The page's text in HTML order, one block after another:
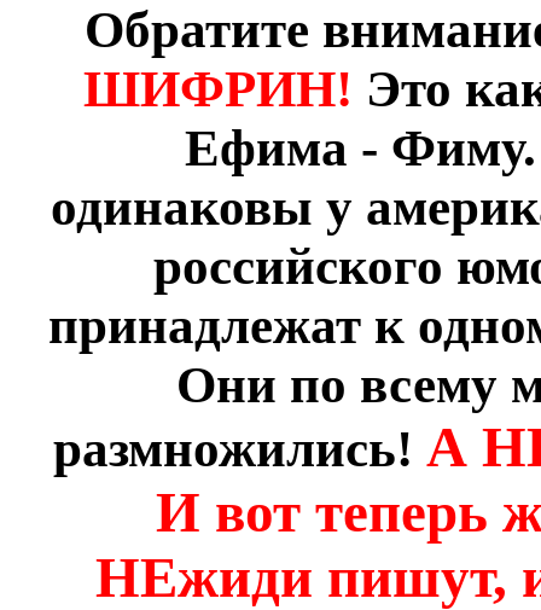
Обратите
ШИФРИН! Это
Ефима -
одинаковы у
российского
принадлежат к
Они по всему
размножились! А
И вот теперь
НЕжиди пишут,